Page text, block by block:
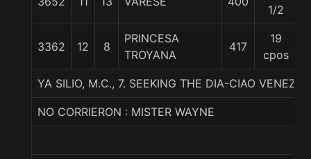
1/2
3362 12 8
PRINCESA
TROYANA
417
19
cpos
YA SILIO, M.C., 7. SEEKING THE DIA-CIAO
NO CORRIERON : MISTER WAYNE